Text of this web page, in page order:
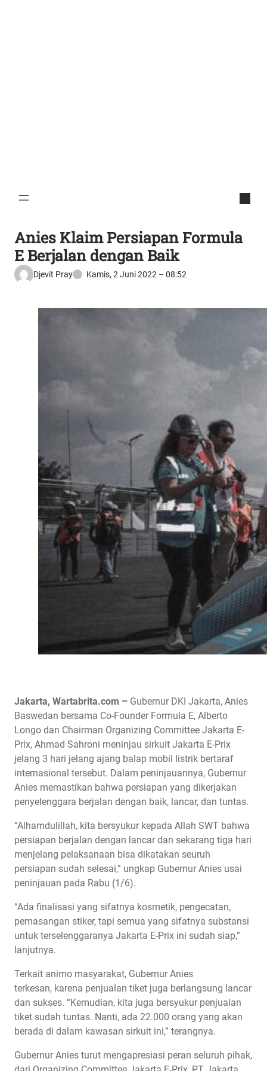
Anies Klaim Persiapan Formula
E Berjalan dengan Baik
Djevit Pray Kamis, 2 Juni 2022 – 08:52
Jakarta, Wartabrita.com – Gubernur DKI Jakarta, Anies
Baswedan bersama Co-Founder Formula E, Alberto
Longo dan Chairman Organizing Committee Jakarta E-
Prix, Ahmad Sahroni meninjau sirkuit Jakarta E-Prix
jelang 3 hari jelang ajang balap mobil listrik bertaraf
internasional tersebut. Dalam peninjauannya, Gubernur
Anies memastikan bahwa persiapan yang dikerjakan
penyelenggara berjalan dengan baik, lancar, dan tuntas.
“Alhamdulillah, kita bersyukur kepada Allah SWT bahwa
persiapan berjalan dengan lancar dan sekarang tiga hari
menjelang pelaksanaan bisa dikatakan seuruh
persiapan sudah selesai,” ungkap Gubernur Anies usai
peninjauan pada Rabu (1/6).
“Ada finalisasi yang sifatnya kosmetik, pengecatan,
pemasangan stiker, tapi semua yang sifatnya substansi
untuk terselenggaranya Jakarta E-Prix ini sudah siap,”
lanjutnya.
Terkait animo masyarakat, Gubernur Anies
terkesan, karena penjualan tiket juga berlangsung lancar
dan sukses. “Kemudian, kita juga bersyukur penjualan
tiket sudah tuntas. Nanti, ada 22.000 orang yang akan
berada di dalam kawasan sirkuit ini,” terangnya.
Gubernur Anies turut mengapresiasi peran seluruh pihak,